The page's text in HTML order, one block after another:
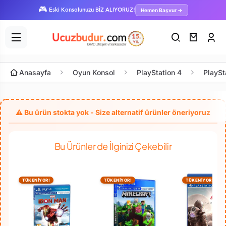
🎮 Eski Konsolunuzu BİZ ALIYORUZ! Hemen Başvur →
Anasayfa Oyun Konsol PlayStation 4
Bu Ürünler de İlginizi Çekebilir
TÜKENİYOR! TÜKENİYOR! TÜKENİYOR!